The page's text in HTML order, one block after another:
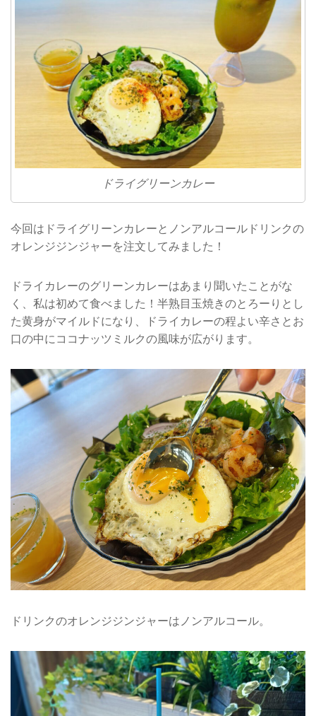
ドライグリーンカレー
今回はドライグリーンカレーとノンアルコールドリンクの
オレンジジンジャーを注文してみました！
ドライカレーのグリーンカレーはあまり聞いたことがな
く、私は初めて食べました！半熟目玉焼きのとろーりとし
た黄身がマイルドになり、ドライカレーの程よい辛さとお
口の中にココナッツミルクの風味が広がります。
ドリンクのオレンジジンジャーはノンアルコール。